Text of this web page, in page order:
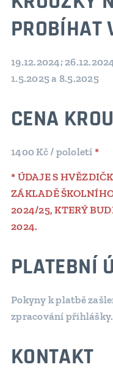
PROBÍHAT
19.12.2024;
1.5.2025 a 8.5.2025
CENA
1400 Kč / pololetí *
* ÚDAJE S
ZÁKLADĚ
2024/25, KTERÝ
2024.
PLATEBNÍ
Pokyny k platbě
zpracování přihlášky.
KONTAKT